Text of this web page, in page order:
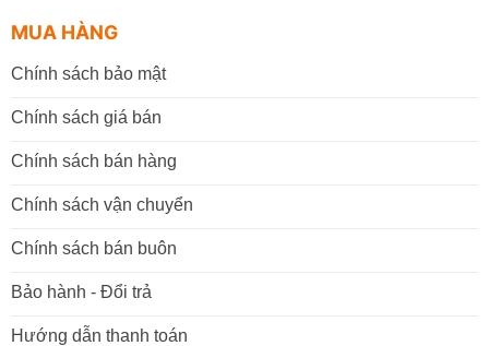
MUA HÀNG
Chính sách bảo mật
Chính sách giá bán
Chính sách bán hàng
Chính sách vận chuyển
Chính sách bán buôn
Bảo hành - Đổi trả
Hướng dẫn thanh toán